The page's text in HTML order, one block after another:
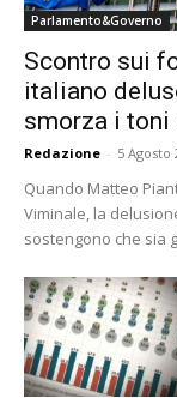
Parlamento&Governo
Scontro sui
italiano
smorza i toni
Redazione - 5 Agosto
Quando Matteo
Viminale, la
sostengono che sia